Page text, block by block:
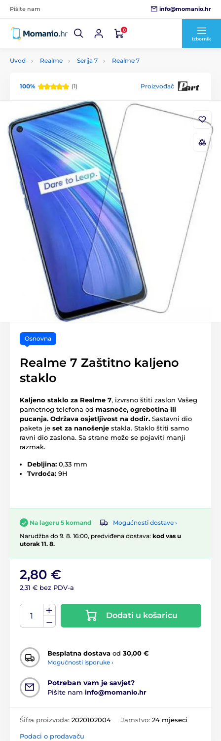
Pišite nam info@momanio.hr
0
Izbornik
Uvod Realme Serija 7 Realme 7
100% (1) Proizvođač
Osnovna
Realme 7 Zaštitno kaljeno
staklo
Kaljeno staklo za Realme 7, izvrsno štiti zaslon Vašeg
pametnog telefona od masnoće, ogrebotina ili
pucanja. Održava osjetljivost na dodir. Sastavni dio
paketa je set za nanošenje stakla. Staklo štiti samo
ravni dio zaslona. Sa strane može se pojaviti manji
razmak.
Debljina: 0,33 mm
Tvrdoća: 9H
Na lageru 5 komand
Mogućnosti dostave ›
Narudžba do 9. 8. 16:00, predviđena dostava: kod vas u
utorak 11. 8.
2,80 €
2,31 € bez PDV-a
Dodati u košaricu
Besplatna dostava od 30,00 €
Mogućnosti isporuke ›
Potreban vam je savjet?
Pišite nam info@momanio.hr
Šifra proizvoda: 2020102004 Jamstvo: 24 mjeseci
Podaci o prodavaču